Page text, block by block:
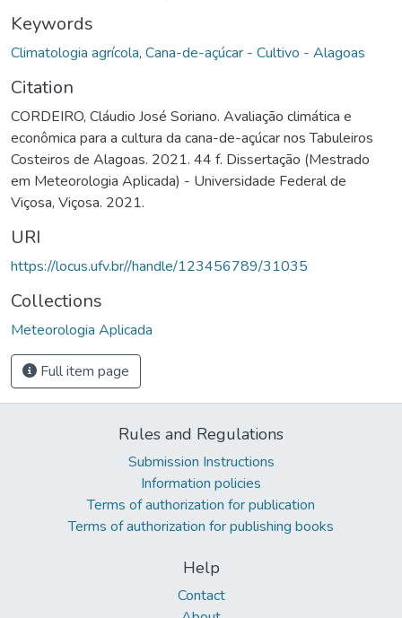
Keywords
Climatologia agrícola, Cana-de-açúcar - Cultivo - Alagoas
Citation
CORDEIRO, Cláudio José Soriano. Avaliação climática e
econômica para a cultura da cana-de-açúcar nos Tabuleiros
Costeiros de Alagoas. 2021. 44 f. Dissertação (Mestrado
em Meteorologia Aplicada) - Universidade Federal de
Viçosa, Viçosa. 2021.
URI
https://locus.ufv.br//handle/123456789/31035
Collections
Meteorologia Aplicada
Full item page
Rules and Regulations
Submission Instructions
Information policies
Terms of authorization for publication
Terms of authorization for publishing books
Help
Contact